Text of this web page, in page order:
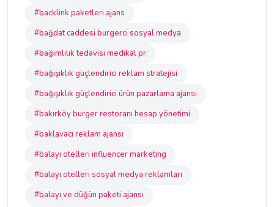
#backlink paketleri ajans
#bağdat caddesi burgerci sosyal medya
#bağımlılık tedavisi medikal pr
#bağışıklık güçlendirici reklam stratejisi
#bağışıklık güçlendirici ürün pazarlama ajansı
#bakırköy burger restoranı hesap yönetimi
#baklavacı reklam ajansı
#balayı otelleri influencer marketing
#balayı otelleri sosyal medya reklamları
#balayı ve düğün paketi ajansı